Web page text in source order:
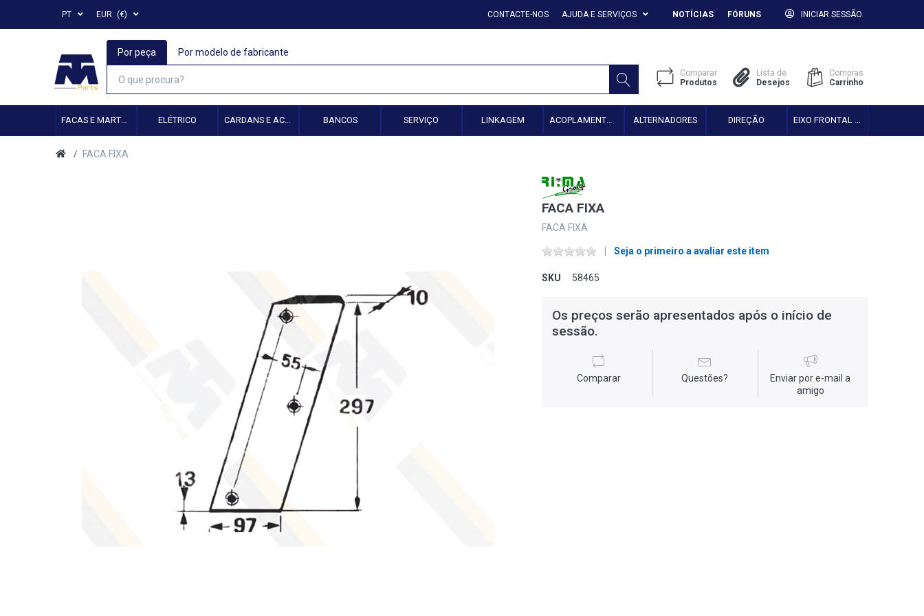
PT EUR (€) CONTACTE-NOS AJUDA E SERVIÇOS NOTÍCIAS FÓRUNS INICIAR SESSÃO
Por peça Por modelo de fabricante
Comparar
Produtos
Lista de
Desejos
Compras
Carrinho
ELÉTRICO CARDANS E ACESSÓRIOS BANCOS SERVIÇO LINKAGEM ACOPLAMENTO HIDRÁULICO ALTERNADORES DIREÇÃO
FACA FIXA
FACA FIXA
FACA FIXA
Seja o primeiro a avaliar este item
SKU 58465
Os preços serão apresentados após o início de
sessão.
Comparar Questões?
Enviar por e-mail a
amigo